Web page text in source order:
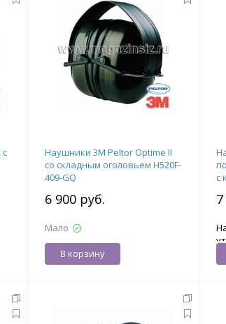
Наушники 3M Peltor Optime II
со складным оголовьем H520F-
409-GQ
6 900 руб.
Мало
В корзину
с